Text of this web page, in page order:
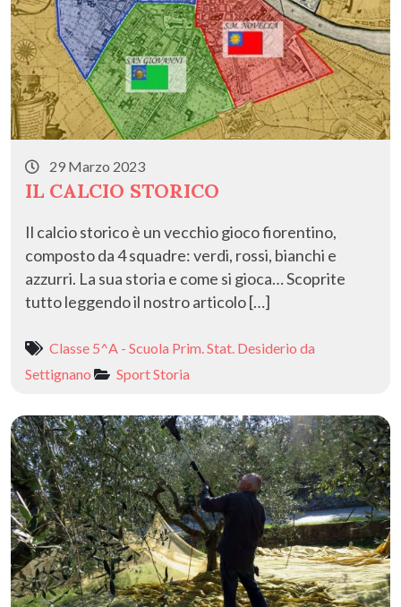
29 Marzo 2023
IL CALCIO STORICO
Il calcio storico è un vecchio gioco fiorentino,
composto da 4 squadre: verdi, rossi, bianchi e
azzurri. La sua storia e come si gioca… Scoprite
tutto leggendo il nostro articolo […]
Classe 5^A - Scuola Prim. Stat. Desiderio da
Settignano
SportStoria